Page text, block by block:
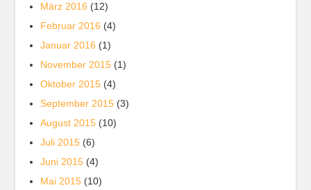
März 2016 (12)
Februar 2016 (4)
Januar 2016 (1)
November 2015 (1)
Oktober 2015 (4)
September 2015 (3)
August 2015 (10)
Juli 2015 (6)
Juni 2015 (4)
Mai 2015 (10)